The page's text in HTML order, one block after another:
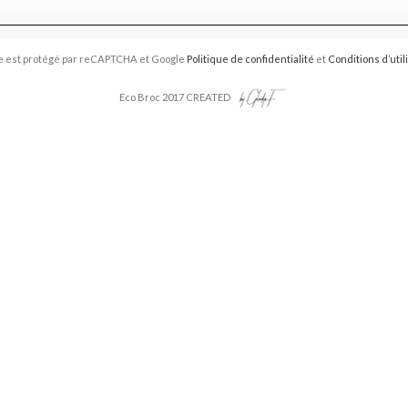
est protégé par reCAPTCHA et Google Politique de confidentialité et Conditions
Eco Broc 2017 CREATED